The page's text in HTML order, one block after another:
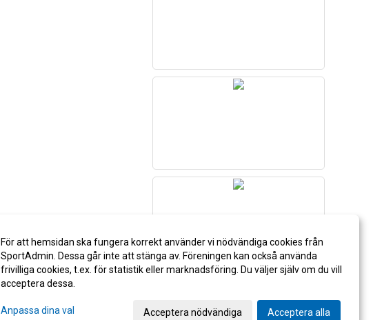
För att hemsidan ska fungera korrekt använder vi nödvändiga cookies från
SportAdmin. Dessa går inte att stänga av. Föreningen kan också använda
frivilliga cookies, t.ex. för statistik eller marknadsföring. Du väljer själv om du vill
acceptera dessa.
Anpassa dina val Acceptera nödvändiga Acceptera alla